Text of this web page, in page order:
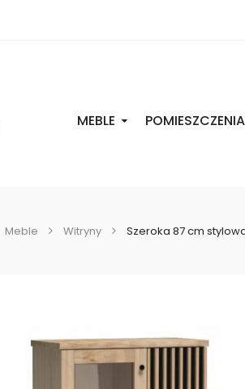
MEBLE POMIESZCZENIA
Meble Witryny Szeroka 87 cm